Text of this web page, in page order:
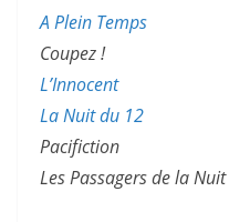
A Plein Temps
Coupez !
L’Innocent
La Nuit du 12
Pacifiction
Les Passagers de la Nuit